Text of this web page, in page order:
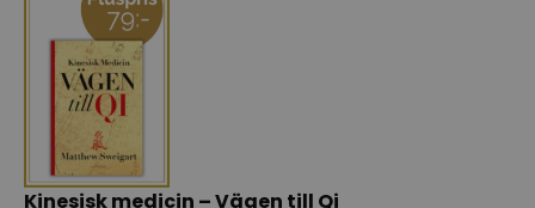
Kinesisk medicin – Vägen till Qi